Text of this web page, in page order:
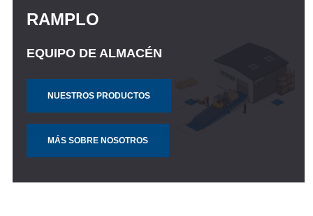
RAMPLO
EQUIPO DE ALMACÉN
NUESTROS PRODUCTOS
MÁS SOBRE NOSOTROS
RAMPLO
EQUIPO DE ALMACÉN
NUESTROS PRODUCTOS
MÁS SOBRE NOSOTROS
RAMPLO
EQUIPO DE ALMACÉN
NUESTROS PRODUCTOS
MÁS SOBRE NOSOTROS